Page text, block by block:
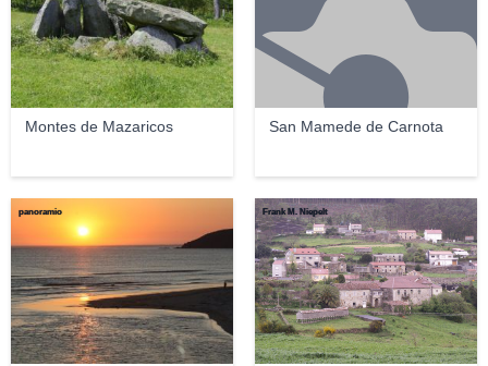
Montes de Mazaricos San Mamede de Carnota
panoramio Frank M. Niepelt